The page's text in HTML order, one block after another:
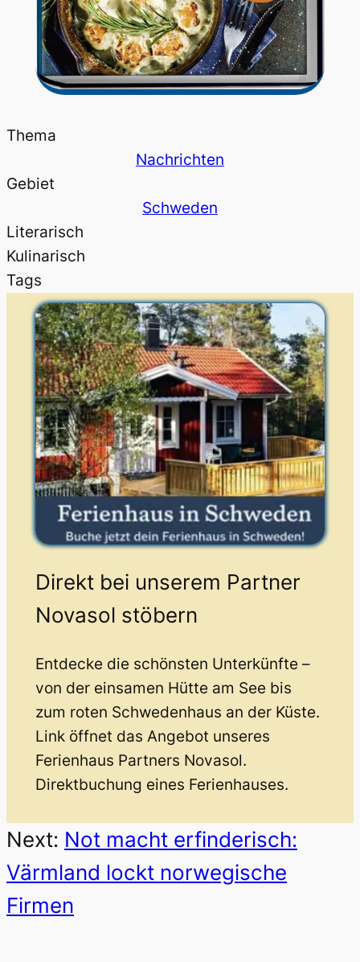
Thema
Nachrichten
Gebiet
Schweden
Literarisch
Kulinarisch
Tags
Direkt bei unserem Partner
Novasol stöbern
Entdecke die schönsten Unterkünfte –
von der einsamen Hütte am See bis
zum roten Schwedenhaus an der Küste.
Link öffnet das Angebot unseres
Ferienhaus Partners Novasol.
Direktbuchung eines Ferienhauses.
Next: Not macht erfinderisch:
Värmland lockt norwegische
Firmen